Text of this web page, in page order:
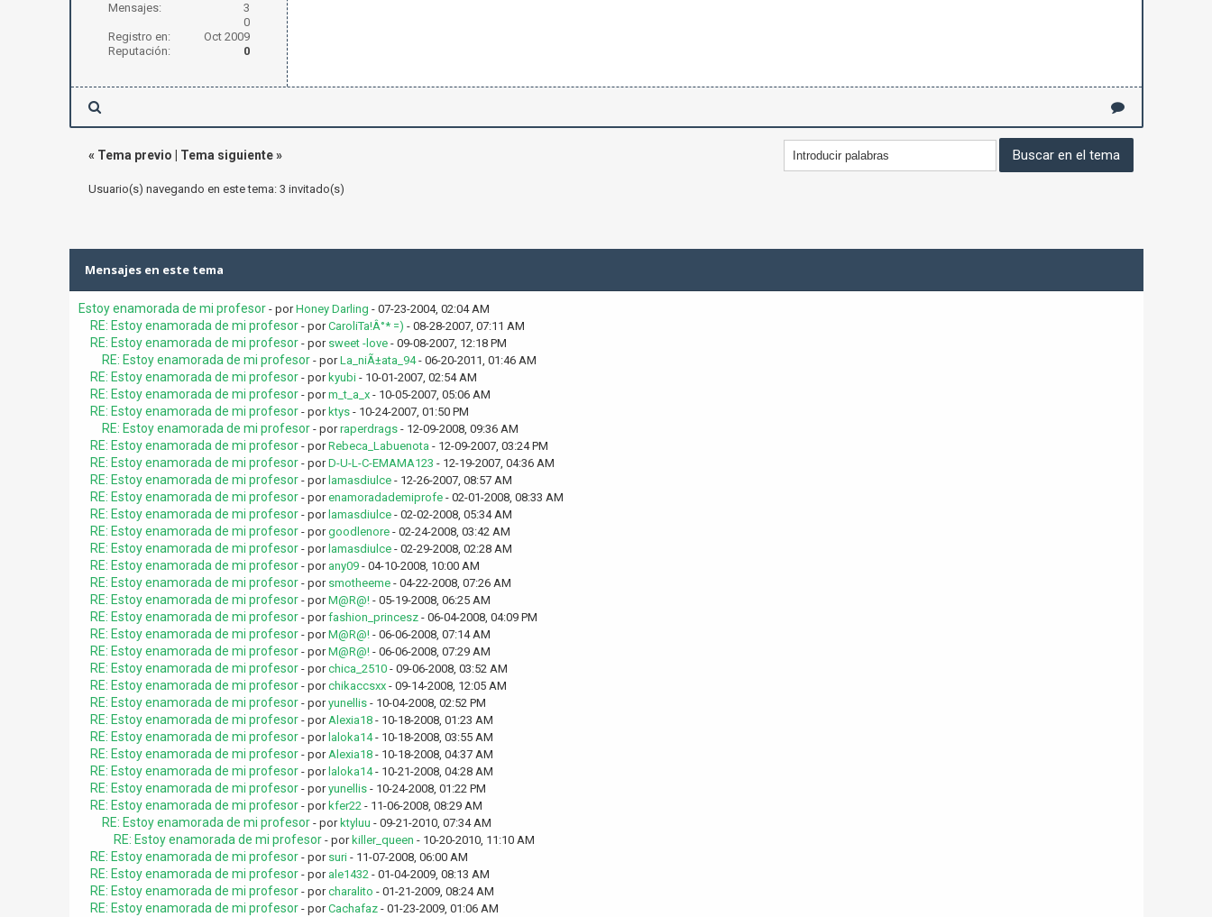
Mensajes:
3
0
Registro en:
Oct 2009
Reputación:
0
« Tema previo Tema siguiente»
Usuario(s) navegando en este tema: 3 invitado(s)
Mensajes en este tema
Estoy enamorada de mi profesor - porHoney Darling - 07-23-2004, 02:04 AM
RE: Estoy enamorada de mi profesor - porCaroliTa!Â°* =) - 08-28-2007, 07:11 AM
RE: Estoy enamorada de mi profesor - por sweet -love- 09-08-2007, 12:18 PM
RE: Estoy enamorada de mi profesor - porLa_niÃ±ata_94- 06-20-2011, 01:46 AM
RE: Estoy enamorada de mi profesor - por kyubi- 10-01-2007, 02:54 AM
RE: Estoy enamorada de mi profesor - porm_t_a_x- 10-05-2007, 05:06 AM
RE: Estoy enamorada de mi profesor - por ktys- 10-24-2007, 01:50 PM
RE: Estoy enamorada de mi profesor - porraperdrags- 12-09-2008, 09:36 AM
RE: Estoy enamorada de mi profesor - porRebeca_Labuenota - 12-09-2007, 03:24 PM
RE: Estoy enamorada de mi profesor - porD-U-L-C-EMAMA123 - 12-19-2007, 04:36 AM
RE: Estoy enamorada de mi profesor - por lamasdiulce- 12-26-2007, 08:57 AM
RE: Estoy enamorada de mi profesor - porenamoradademiprofe- 02-01-2008, 08:33 AM
RE: Estoy enamorada de mi profesor - por lamasdiulce- 02-02-2008, 05:34 AM
RE: Estoy enamorada de mi profesor - porgoodlenore- 02-24-2008, 03:42 AM
RE: Estoy enamorada de mi profesor - por lamasdiulce- 02-29-2008, 02:28 AM
RE: Estoy enamorada de mi profesor - por any09- 04-10-2008, 10:00 AM
RE: Estoy enamorada de mi profesor - por smotheeme- 04-22-2008, 07:26 AM
RE: Estoy enamorada de mi profesor - porM@R@!- 05-19-2008, 06:25 AM
RE: Estoy enamorada de mi profesor - porfashion_princesz- 06-04-2008, 04:09 PM
RE: Estoy enamorada de mi profesor - porM@R@!- 06-06-2008, 07:14 AM
RE: Estoy enamorada de mi profesor - porM@R@!- 06-06-2008, 07:29 AM
RE: Estoy enamorada de mi profesor - porchica_2510- 09-06-2008, 03:52 AM
RE: Estoy enamorada de mi profesor - porchikaccsxx- 09-14-2008, 12:05 AM
RE: Estoy enamorada de mi profesor - poryunellis- 10-04-2008, 02:52 PM
RE: Estoy enamorada de mi profesor - porAlexia18- 10-18-2008, 01:23 AM
RE: Estoy enamorada de mi profesor - por laloka14- 10-18-2008, 03:55 AM
RE: Estoy enamorada de mi profesor - porAlexia18- 10-18-2008, 04:37 AM
RE: Estoy enamorada de mi profesor - por laloka14- 10-21-2008, 04:28 AM
RE: Estoy enamorada de mi profesor - poryunellis- 10-24-2008, 01:22 PM
RE: Estoy enamorada de mi profesor - por kfer22- 11-06-2008, 08:29 AM
RE: Estoy enamorada de mi profesor - por ktyluu - 09-21-2010, 07:34 AM
RE: Estoy enamorada de mi profesor - por killer_queen - 10-20-2010, 11:10 AM
RE: Estoy enamorada de mi profesor - por suri- 11-07-2008, 06:00 AM
RE: Estoy enamorada de mi profesor - por ale1432- 01-04-2009, 08:13 AM
RE: Estoy enamorada de mi profesor - porcharalito - 01-21-2009, 08:24 AM
RE: Estoy enamorada de mi profesor - porCachafaz- 01-23-2009, 01:06 AM